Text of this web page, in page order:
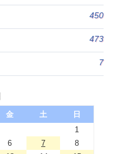
450
473
7
金 土
日
1
6 7
8